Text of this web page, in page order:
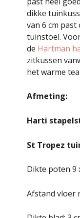
dikke
van 6 cm
tuinstoel.
de Hartman
zitkussen
het warme
Afmeting:
Harti
St Tropez
Dikte poten 9
Afstand vloer